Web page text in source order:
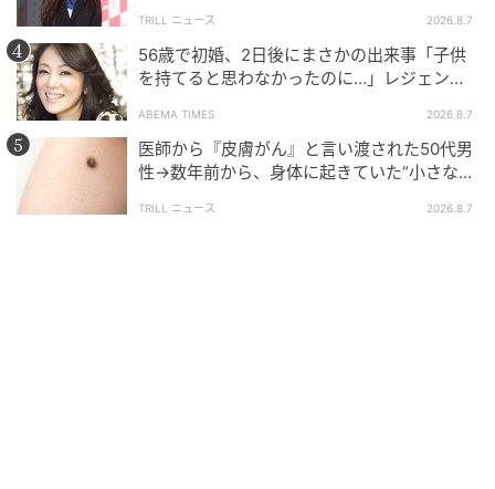
エキサイトニュース
TRILL ニュース 2026.8.7
56歳で初婚、2日後にまさかの出来事「子供
を持てると思わなかったのに…」レジェンド
ABEMA TIMES 2026.8.7
医師から『皮膚がん』と言い渡された50代男
性→数年前から、身体に起きていた“小さな異
TRILL ニュース 2026.8.7